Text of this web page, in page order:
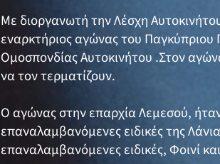
Με διοργανωτή την Λέσχη
εναρκτήριος αγώνας του
Ομοσπονδίας Αυτοκινήτου .Στον
να τον τερματίζουν.
Ο αγώνας στην επαρχία Λεμεσού,
επαναλαμβανόμενες ειδικές της
επαναλαμβανόμενες ειδικές, Φοινί